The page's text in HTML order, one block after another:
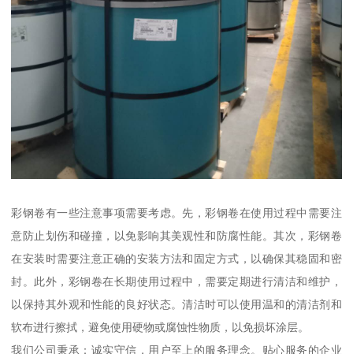
彩钢卷有一些注意事项需要考虑。先，彩钢卷在使用过程中需要注
意防止划伤和碰撞，以免影响其美观性和防腐性能。其次，彩钢卷
在安装时需要注意正确的安装方法和固定方式，以确保其稳固和密
封。此外，彩钢卷在长期使用过程中，需要定期进行清洁和维护，
以保持其外观和性能的良好状态。清洁时可以使用温和的清洁剂和
软布进行擦拭，避免使用硬物或腐蚀性物质，以免损坏涂层。
我们公司秉承：诚实守信，用户至上的服务理念。贴心服务的企业